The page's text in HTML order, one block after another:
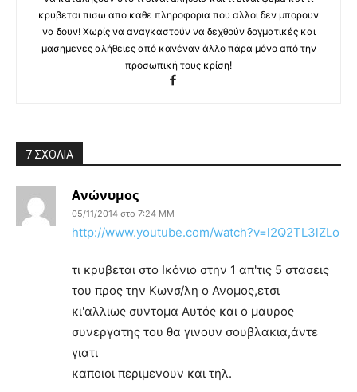
κρυβεται πισω απο καθε πληροφορια που αλλοι δεν μπορουν
να δουν! Χωρίς να αναγκαστούν να δεχθούν δογματικές και
μασημενες αλήθειες από κανέναν άλλο πάρα μόνο από την
προσωπική τους κρίση!
7 ΣΧΟΛΙΑ
Ανώνυμος
05/11/2014 στο 7:24 ΜΜ
http://www.youtube.com/watch?v=l2Q2TL3lZLo
τι κρυβεται στο Ικόνιο στην 1 απ'τις 5 στασεις
του προς την Κωνσ/λη ο Ανομος,ετσι
κι'αλλιως συντομα Αυτός και ο μαυρος
συνεργατης του θα γινουν σουβλακια,άντε
γιατι
καποιοι περιμενουν και τηλ.